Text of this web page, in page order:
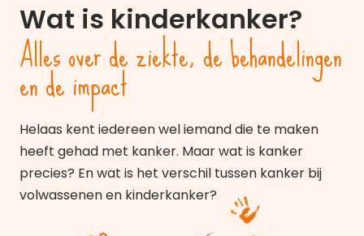
Wat is kinderkanker?
Alles over de ziekte, de behandelingen
en de impact
Helaas kent iedereen wel iemand die te maken
heeft gehad met kanker. Maar wat is kanker
precies? En wat is het verschil tussen kanker bij
volwassenen en kinderkanker?